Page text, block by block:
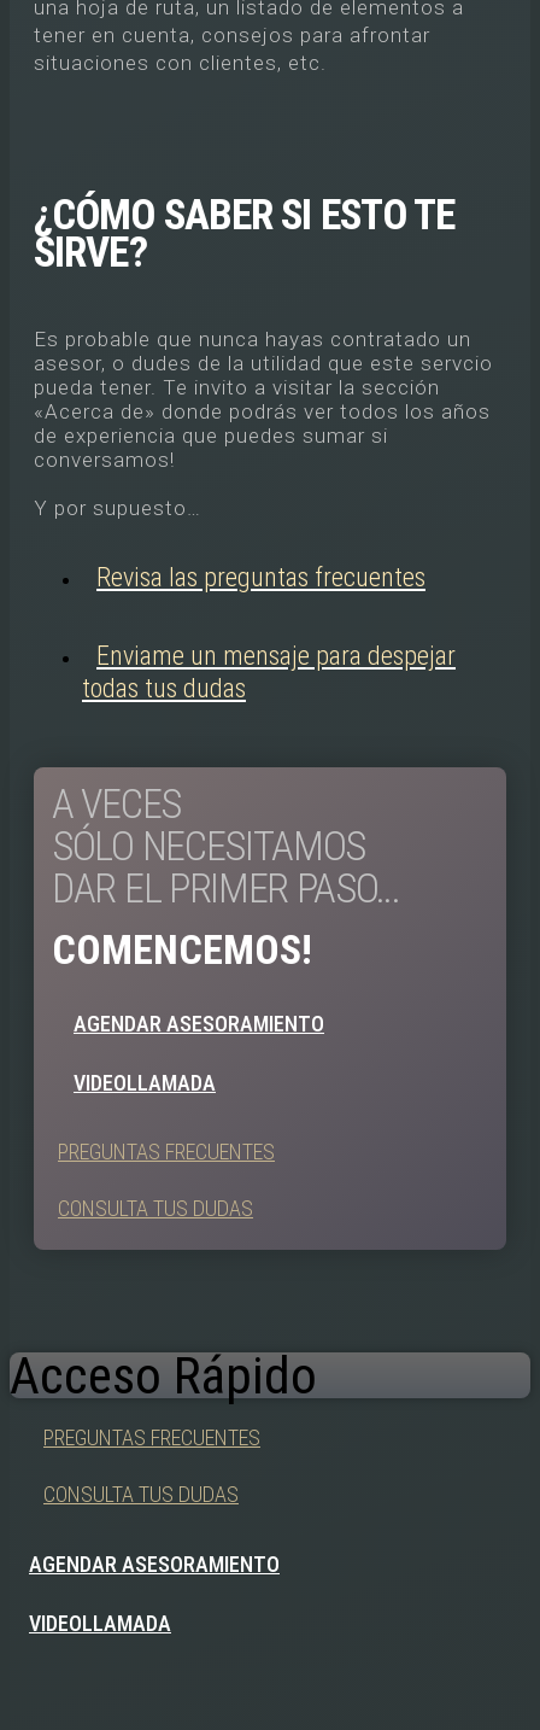
una hoja de ruta, un listado de elementos a
tener en cuenta, consejos para afrontar
situaciones con clientes, etc.
¿CÓMO SABER SI ESTO TE
SIRVE?
Es probable que nunca hayas contratado un
asesor, o dudes de la utilidad que este servcio
pueda tener. Te invito a visitar la sección
«Acerca de» donde podrás ver todos los años
de experiencia que puedes sumar si
conversamos!
Y por supuesto…
Revisa las preguntas frecuentes
Enviame un mensaje para despejar
todas tus dudas
A VECES
SÓLO NECESITAMOS
DAR EL PRIMER PASO...
COMENCEMOS!
AGENDAR ASESORAMIENTO
VIDEOLLAMADA
PREGUNTAS FRECUENTES
CONSULTA TUS DUDAS
Acceso Rápido
PREGUNTAS FRECUENTES
CONSULTA TUS DUDAS
AGENDAR ASESORAMIENTO
VIDEOLLAMADA